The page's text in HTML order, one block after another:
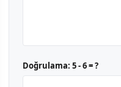
Doğrulama: 5 - 6 = ?